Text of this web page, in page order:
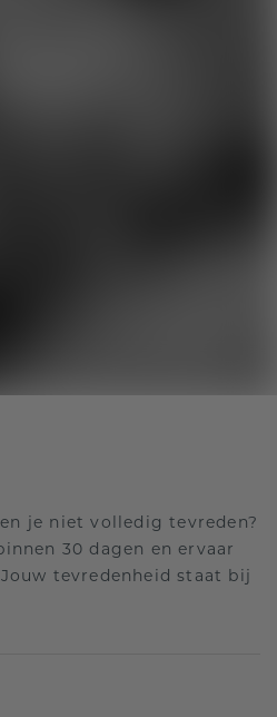
je niet volledig tevreden?
30 dagen en ervaar
tevredenheid staat bij